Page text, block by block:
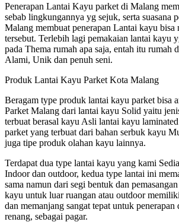
Penerapan Lantai Kayu parket di Malang
sebab lingkungannya yg sejuk, serta suasana
Malang membuat penerapan Lantai kayu bisa
tersebut. Terlebih lagi pemakaian lantai kayu
pada Thema rumah apa saja, entah itu rumah
Alami, Unik dan penuh seni.
Produk Lantai Kayu Parket Kota Malang
Beragam type produk lantai kayu parket bisa
Parket Malang dari lantai kayu Solid yaitu
terbuat berasal kayu Asli lantai kayu
parket yang terbuat dari bahan serbuk kayu
juga tipe produk olahan kayu lainnya.
Terdapat dua type lantai kayu yang kami
Indoor dan outdoor, kedua type lantai ini
sama namun dari segi bentuk dan
kayu untuk luar ruangan atau outdoor
dan memanjang sangat tepat untuk
renang, sebagai pagar.